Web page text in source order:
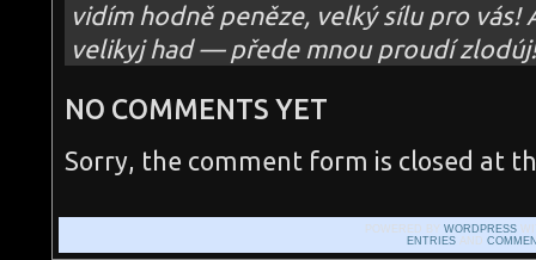
vidím hodně peněze, velký sílu pro vás!
velikyj had — přede mnou proudí
NO COMMENTS YET
Sorry, the comment form is closed at
POWERED BY WORDPRESS
ENTRIESAND